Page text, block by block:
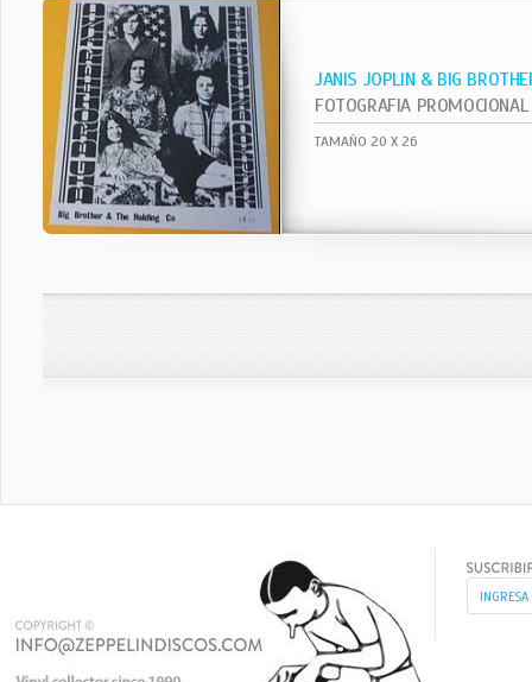
JANIS JOPLIN & BIG
FOTOGRAFIA PROMOCIONAL
TAMAÑO 20 X 26